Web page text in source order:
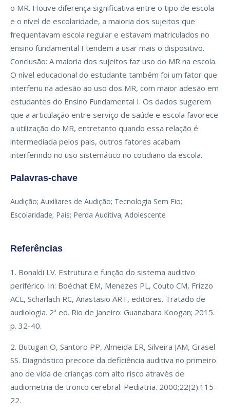
o MR. Houve diferença significativa entre o tipo de escola
e o nível de escolaridade, a maioria dos sujeitos que
frequentavam escola regular e estavam matriculados no
ensino fundamental I tendem a usar mais o dispositivo.
Conclusão: A maioria dos sujeitos faz uso do MR na escola.
O nível educacional do estudante também foi um fator que
interferiu na adesão ao uso dos MR, com maior adesão em
estudantes do Ensino Fundamental I. Os dados sugerem
que a articulação entre serviço de saúde e escola favorece
a utilização do MR, entretanto quando essa relação é
intermediada pelos pais, outros fatores acabam
interferindo no uso sistemático no cotidiano da escola.
Palavras-chave
Audição; Auxiliares de Audição; Tecnologia Sem Fio;
Escolaridade; Pais; Perda Auditiva; Adolescente
Referências
1. Bonaldi LV. Estrutura e função do sistema auditivo
periférico. In: Boéchat EM, Menezes PL, Couto CM, Frizzo
ACL, Scharlach RC, Anastasio ART, editores. Tratado de
audiologia. 2ª ed. Rio de Janeiro: Guanabara Koogan; 2015.
p. 32-40.
2. Butugan O, Santoro PP, Almeida ER, Silveira JAM, Grasel
SS. Diagnóstico precoce da deficiência auditiva no primeiro
ano de vida de crianças com alto risco através de
audiometria de tronco cerebral. Pediatria. 2000;22(2):115-
22.